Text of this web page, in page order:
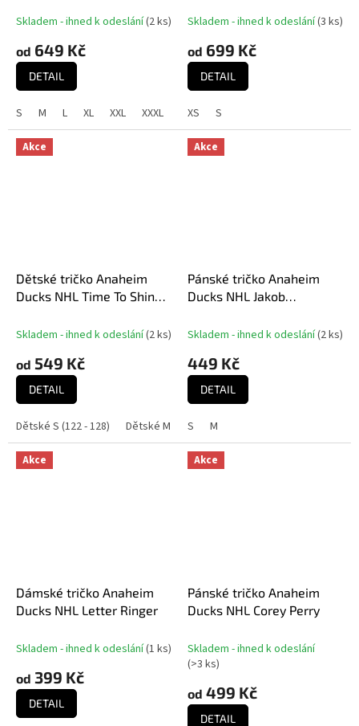
Skladem - ihned k odeslání(2 ks)
od 649 Kč
DETAIL
S M L XL XXL XXXL
Skladem - ihned k odeslání(3 ks)
od 699 Kč
DETAIL
XS S
Akce
Dětské tričko Anaheim
Ducks NHL Time To Shine
Skladem - ihned k odeslání(2 ks)
od 549 Kč
DETAIL
Dětské S (122 - 128) Dětské M (140 - 146)
Akce
Pánské tričko Anaheim
Ducks NHL Jakob
Skladem - ihned k odeslání(2 ks)
449 Kč
DETAIL
S M
Akce
Dámské tričko Anaheim
Ducks NHL Letter Ringer
Skladem - ihned k odeslání(1 ks)
od 399 Kč
DETAIL
Akce
Pánské tričko Anaheim
Ducks NHL Corey Perry
Skladem - ihned k odeslání
(>3 ks)
od 499 Kč
DETAIL